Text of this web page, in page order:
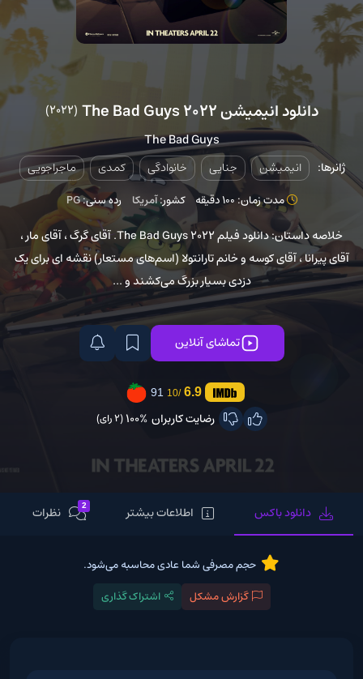
دانلود انیمیشن The Bad Guys 2022 (2022)
The Bad Guys
ژانرها: انیمیشن جنایی خانوادگی کمدی ماجراجویی
مدت زمان: 100 دقیقه کشور:آمریکا رده سنی:PG
خلاصه داستان: دانلود فیلم The Bad Guys 2022. آقای گرگ ، آقای مار ،
آقای پیرانا ، آقای کوسه و خانم تارانتولا (اسم‌های مستعار) نقشه ای برای یک
دزدی بسیار بزرگ می‌کشند و ...
تماشای آنلاین
6.9
/10
91
رضایت کاربران 100% (2 رای)
دانلود باکس اطلاعات بیشتر 2 نظرات
حجم مصرفی شما عادی محاسبه می‌شود.
گزارش مشکل
اشتراک گذاری